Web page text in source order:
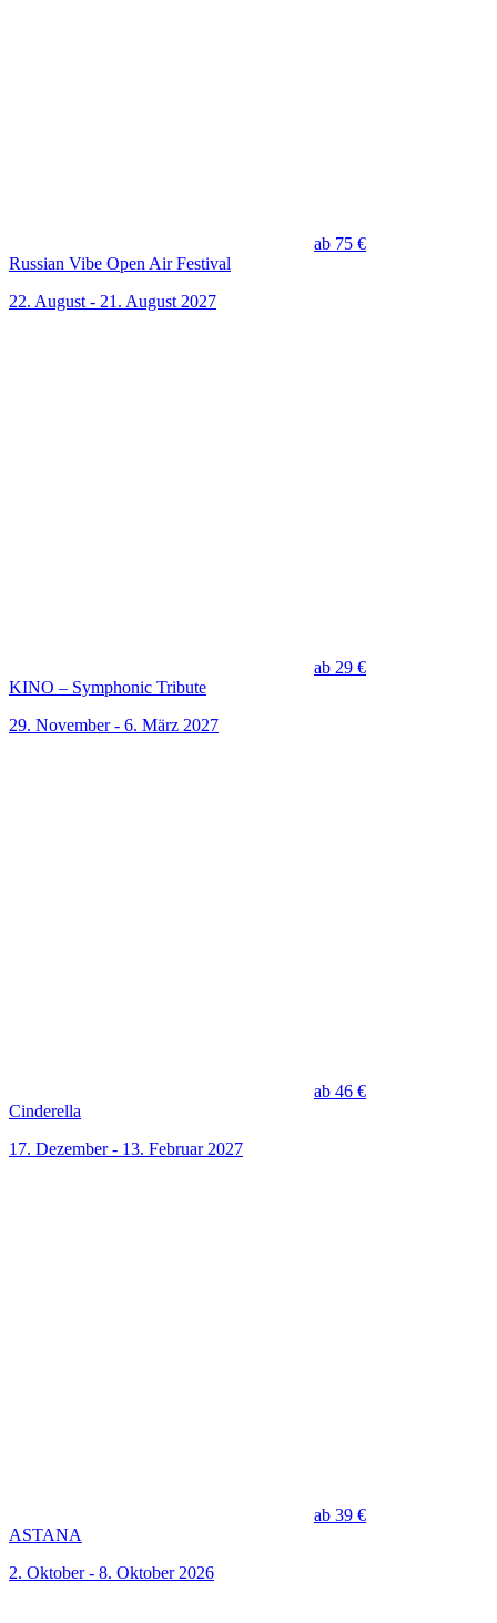
ab 75 €
Russian Vibe Open Air Festival
22. August - 21. August 2027
ab 29 €
KINO – Symphonic Tribute
29. November - 6. März 2027
ab 46 €
Cinderella
17. Dezember - 13. Februar 2027
ab 39 €
ASTANA
2. Oktober - 8. Oktober 2026